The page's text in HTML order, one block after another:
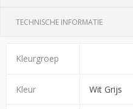
TECHNISCHE INFORMATIE
Kleurgroep
Kleur Wit Grijs